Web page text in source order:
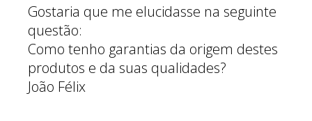
Gostaria que me elucidasse na seguinte
questão:
Como tenho garantias da origem destes
produtos e da suas qualidades?
João Félix